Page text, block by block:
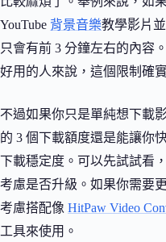
YouTube 背景音樂教學影片
只會有前 3 分鐘左右的內容
好用的人來說，這個限制確
不過如果你只是單純想下載
的 3 個下載額度還是能讓你
下載穩定度。可以先試試看
考慮是否升級。如果你需要
考慮搭配像 HitPaw Video
工具來使用。